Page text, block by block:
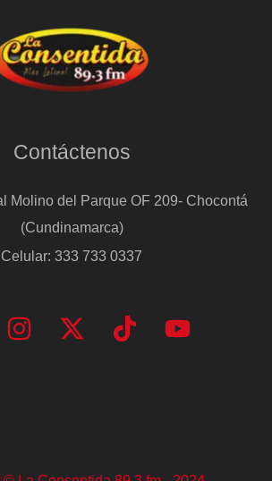
Contáctenos
Molino del Parque OF 209- Chocontá
(Cundinamarca)
Celular: 333 733 0337